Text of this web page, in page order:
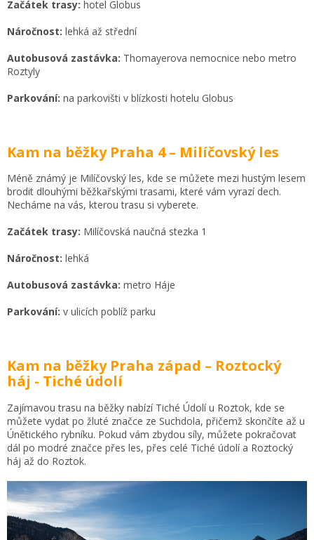
Začátek trasy: hotel Globus
Náročnost: lehká až střední
Autobusová zastávka: Thomayerova nemocnice nebo metro
Roztyly
Parkování: na parkovišti v blízkosti hotelu Globus
Kam na běžky Praha 4 – Milíčovský les
Méně známý je Milíčovský les, kde se můžete mezi hustým lesem
brodit dlouhými běžkařskými trasami, které vám vyrazí dech.
Necháme na vás, kterou trasu si vyberete.
Začátek trasy: Milíčovská naučná stezka 1
Náročnost: lehká
Autobusová zastávka: metro Háje
Parkování: v ulicích poblíž parku
Kam na běžky Praha západ – Roztocký
háj - Tiché údolí
Zajímavou trasu na běžky nabízí Tiché Údolí u Roztok, kde se
můžete vydat po žluté značce ze Suchdola, přičemž skončíte až u
Únětického rybníku. Pokud vám zbydou síly, můžete pokračovat
dál po modré značce přes les, přes celé Tiché údolí a Roztocký
háj až do Roztok.